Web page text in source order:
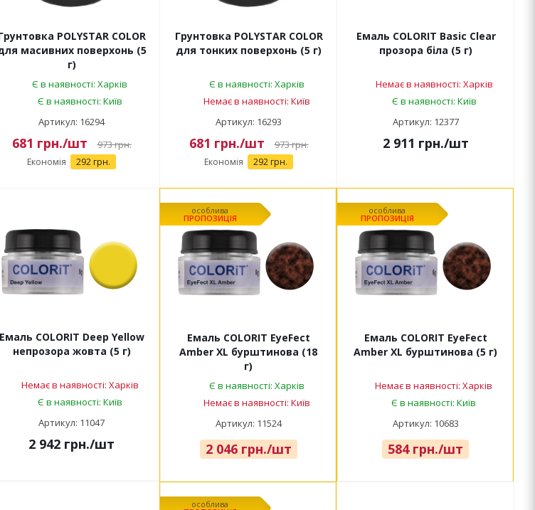
POLYSTAR COLOR
масивних поверхонь (5
г)
Є в наявності: Харків
Є в наявності: Київ
Артикул: 16294
681 грн./шт 973грн.
Економія 292 грн.
Грунтовка POLYSTAR COLOR
для тонких поверхонь (5 г)
Є в наявності: Харків
Немає в наявності: Київ
Артикул: 16293
681 грн./шт 973грн.
Економія 292 грн.
Емаль COLORIT Basic Clear
прозора біла (5 г)
Немає в наявності: Харків
Є в наявності: Київ
Артикул: 12377
2 911 грн./шт
Емаль COLORIT Deep Yellow
непрозора жовта (5 г)
Немає в наявності: Харків
Є в наявності: Київ
Артикул: 11047
2 942 грн./шт
особлива
ПРОПОЗИЦІЯ
Емаль COLORIT EyeFect
Amber XL бурштинова (18
г)
Є в наявності: Харків
Немає в наявності: Київ
Артикул: 11524
2 046грн./шт
особлива
ПРОПОЗИЦІЯ
Емаль COLORIT EyeFect
Amber XL бурштинова (5 г)
Немає в наявності: Харків
Є в наявності: Київ
Артикул: 10683
584грн./шт
особлива